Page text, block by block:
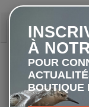
Description
Grossissement
Diamètre de
À
POUR
BOUTIQUE